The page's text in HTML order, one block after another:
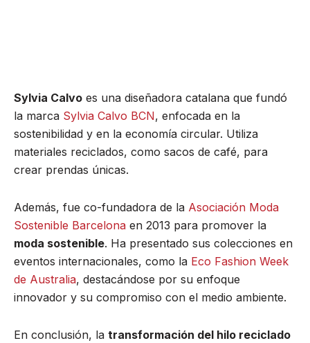
Sylvia Calvo es una diseñadora catalana que fundó
la marca Sylvia Calvo BCN, enfocada en la
sostenibilidad y en la economía circular. Utiliza
materiales reciclados, como sacos de café, para
crear prendas únicas.
Además, fue co-fundadora de la Asociación Moda
Sostenible Barcelona en 2013 para promover la
moda sostenible. Ha presentado sus colecciones en
eventos internacionales, como la Eco Fashion Week
de Australia, destacándose por su enfoque
innovador y su compromiso con el medio ambiente.
En conclusión, la transformación del hilo reciclado